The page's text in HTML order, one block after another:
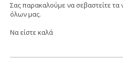
Σας παρακαλούμε να σεβαστείτε τα
όλων μας.
Να είστε καλά